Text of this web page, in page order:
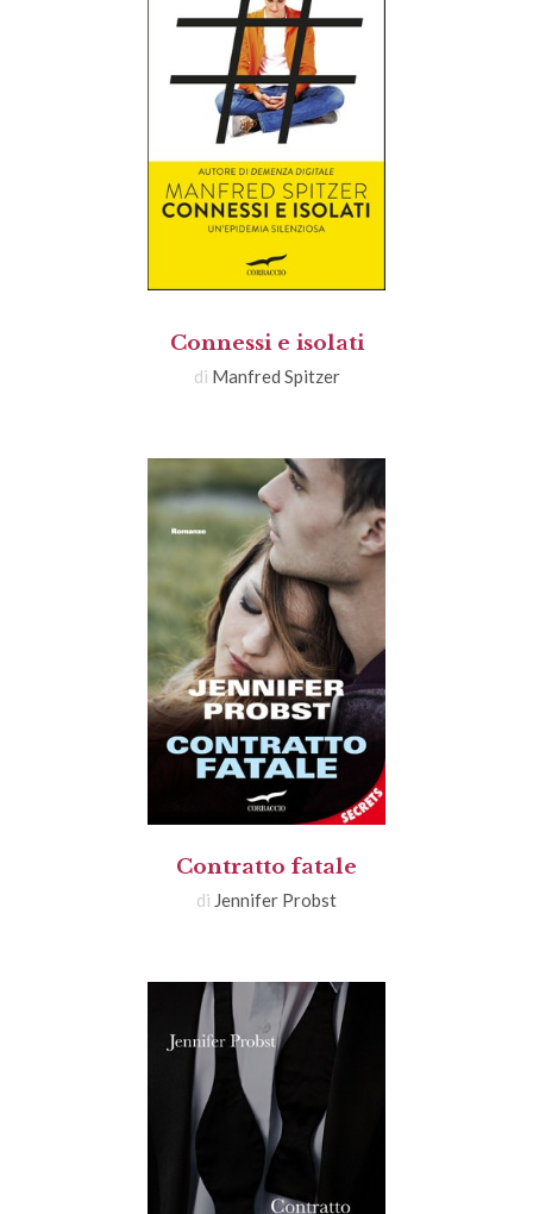
Connessi e isolati
di Manfred Spitzer
Contratto fatale
di Jennifer Probst